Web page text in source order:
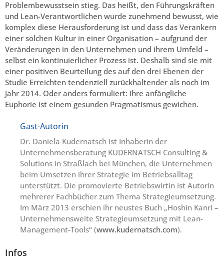
Problembewusstsein stieg. Das heißt, den Führungskräften
und Lean-Verantwortlichen wurde zunehmend bewusst, wie
komplex diese Herausforderung ist und dass das Verankern
einer solchen Kultur in einer Organisation – aufgrund der
Veränderungen in den Unternehmen und ihrem Umfeld –
selbst ein kontinuierlicher Prozess ist. Deshalb sind sie mit
einer positiven Beurteilung des auf den drei Ebenen der
Studie Erreichten tendenziell zurückhaltender als noch im
Jahr 2014. Oder anders formuliert: Ihre anfängliche
Euphorie ist einem gesunden Pragmatismus gewichen.
Gast-Autorin
Dr. Daniela Kudernatsch ist Inhaberin der
Unternehmensberatung KUDERNATSCH Consulting &
Solutions in Straßlach bei München, die Unternehmen
beim Umsetzen ihrer Strategie im Betriebsalltag
unterstützt. Die promovierte Betriebswirtin ist Autorin
mehrerer Fachbücher zum Thema Strategieumsetzung.
Im März 2013 erschien ihr neustes Buch „Hoshin Kanri –
Unternehmensweite Strategieumsetzung mit Lean-
Management-Tools“ (www.kudernatsch.com).
Infos